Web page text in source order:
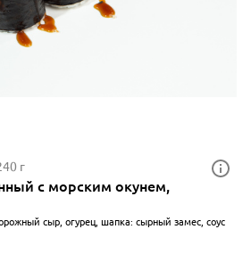
г
с морским окунем,
сыр, огурец, шапка: сырный замес, соус